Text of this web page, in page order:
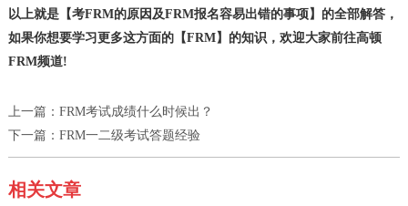
以上就是【考FRM的原因及FRM报名容易出错的事项】的全部解答，
如果你想要学习更多这方面的【FRM】的知识，欢迎大家前往高顿
FRM频道!
上一篇： FRM考试成绩什么时候出？
下一篇： FRM一二级考试答题经验
相关文章